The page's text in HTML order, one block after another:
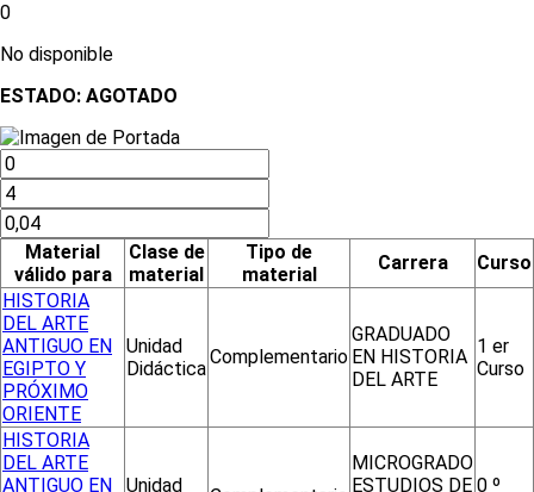
0
No disponible
ESTADO: AGOTADO
Material
válido para
Clase de
material
Tipo de
material
Carrera
Curso
HISTORIA
DEL ARTE
ANTIGUO EN
EGIPTO Y
PRÓXIMO
ORIENTE
Unidad
Didáctica
Complementario
GRADUADO
EN HISTORIA
DEL ARTE
1 er
Curso
HISTORIA
DEL ARTE
ANTIGUO EN
Unidad
MICROGRADO
ESTUDIOS DE 0 º